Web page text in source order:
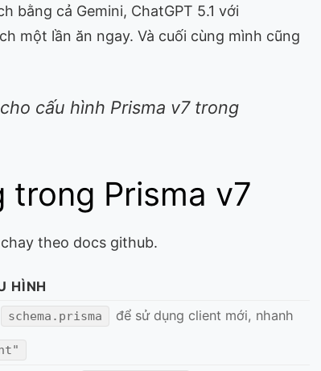
bằng cả Gemini, ChatGPT 5.1 với
một lần ăn ngay. Và cuối cùng mình cũng
cấu hình Prisma v7 trong
Prisma v7
theo docs github.
HÌNH
schema.prisma
để sử dụng client mới, nhanh